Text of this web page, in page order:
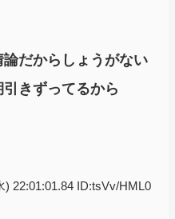
だからしょうがない
きずってるから
) 22:01:01.84 ID:tsVv/HML0